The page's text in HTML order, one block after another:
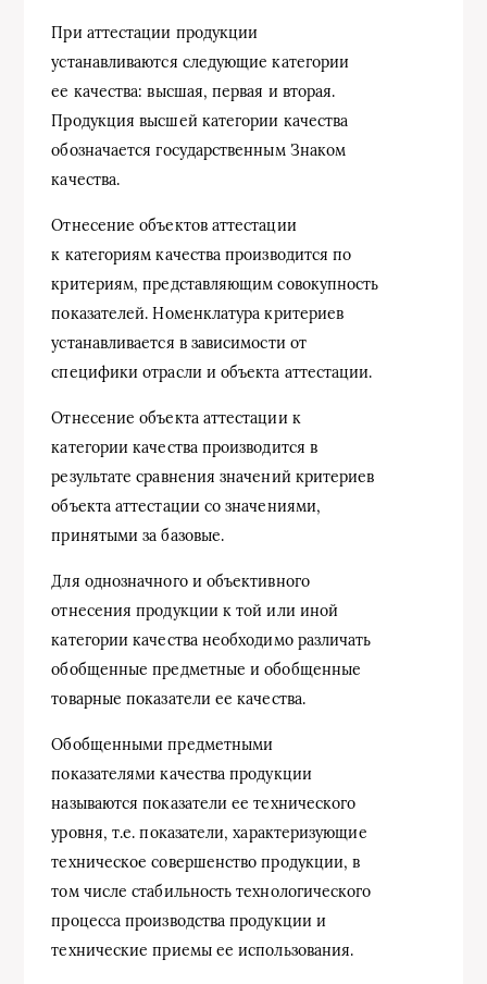
При аттестации продукции
устанавливаются следующие категории
ее качества: высшая, первая и вторая.
Продукция высшей категории качества
обозначается государственным Знаком
качества.
Отнесение объектов аттестации
к категориям качества производится по
критериям, представляющим совокупность
показателей. Номенклатура критериев
устанавливается в зависимости от
специфики отрасли и объекта аттестации.
Отнесение объекта аттестации к
категории качества производится в
результате сравнения значений критериев
объекта аттестации со значениями,
принятыми за базовые.
Для однозначного и объективного
отнесения продукции к той или иной
категории качества необходимо различать
обобщенные предметные и обобщенные
товарные показатели ее качества.
Обобщенными предметными
показателями качества продукции
называются показатели ее технического
уровня, т.е. показатели, характеризующие
техническое совершенство продукции, в
том числе стабильность технологического
процесса производства продукции и
технические приемы ее использования.